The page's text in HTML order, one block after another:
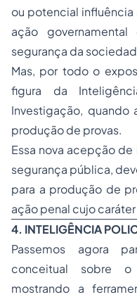
ou potencial
ação
segurança da
Mas, por todo o
figura da
Investigação,
produção de provas.
Essa nova acepção
segurança pública,
para a produção de
ação penal cujo
4. INTELIGÊNCIA
Passemos agora
conceitual sobre
mostrando a